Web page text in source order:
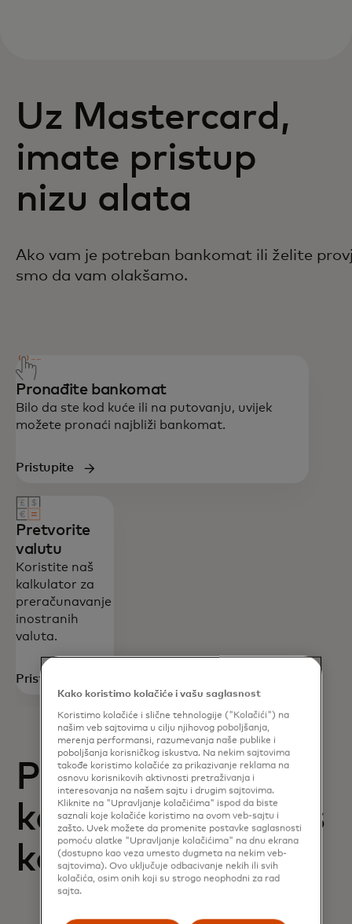
Uz Mastercard,
imate pristup
nizu alata​
Ako vam je potreban bankomat ili želite
smo da vam olakšamo.​
Pronađite bankomat​
Bilo da ste kod kuće ili na putovanju, uvijek
možete pronaći najbliži bankomat.​
Pristupite
Pretvorite
valutu​
Koristite naš
kalkulator za
preračunavanje
inostranih
valuta.​
Pristupite
Pogodnosti
kartice i kako nas
kontaktirati
Kako koristimo kolačiće i vašu saglasnost
Koristimo kolačiće i slične tehnologije ("Kolačići") na
našim veb sajtovima u cilju njihovog poboljšanja,
merenja performansi, razumevanja naše publike i
poboljšanja korisničkog iskustva. Na nekim sajtovima
takođe koristimo kolačiće za prikazivanje reklama na
osnovu korisnikovih aktivnosti pretraživanja i
interesovanja na našem sajtu i drugim sajtovima.
Kliknite na "Upravljanje kolačićima" ispod da biste
saznali koje kolačiće koristimo na ovom veb-sajtu i
zašto. Uvek možete da promenite postavke saglasnosti
pomoću alatke "Upravljanje kolačićima" na dnu ekrana
(dostupno kao veza umesto dugmeta na nekim veb-
sajtovima). Ovo uključuje odbacivanje nekih ili svih
kolačića, osim onih koji su strogo neophodni za rad
sajta.